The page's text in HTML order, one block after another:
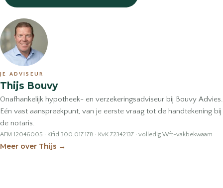
JE ADVISEUR
Thijs Bouvy
Onafhankelijk hypotheek- en verzekeringsadviseur bij Bouvy Advies.
Eén vast aanspreekpunt, van je eerste vraag tot de handtekening bij
de notaris.
AFM 12046005 · Kifid 300.017.178 · KvK 72342137 · volledig Wft-vakbekwaam
Meer over Thijs →